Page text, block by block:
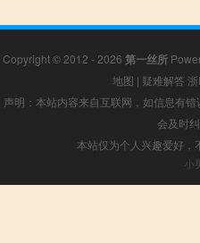
Copyright © 2012 - 2026 第一丝所
地图 | 疑难解答
声明：本站内容来自互联网，如信息有
会及时
本站仅为个人兴趣爱好，
小